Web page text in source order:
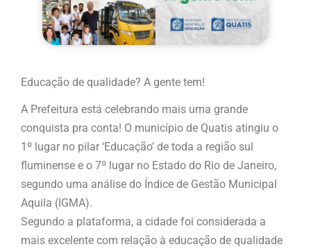
Educação de qualidade? A gente tem!
A Prefeitura está celebrando mais uma grande
conquista pra conta! O município de Quatis atingiu o
1º lugar no pilar ‘Educação’ de toda a região sul
fluminense e o 7º lugar no Estado do Rio de Janeiro,
segundo uma análise do Índice de Gestão Municipal
Aquila (IGMA).
Segundo a plataforma, a cidade foi considerada a
mais excelente com relação à educação de qualidade